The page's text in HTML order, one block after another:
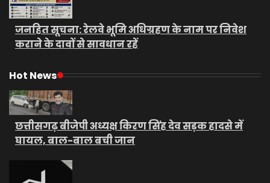
जनहित सूचना: रेलवे भूमि अधिग्रहण के नाम पर निवेश
कराने के दावों से सावधान रहें
Hot News
छत्तीसगढ़ बीजेपी अध्यक्ष किरण सिंह देव सड़क हादसे में
घायल, बाल-बाल बची जान